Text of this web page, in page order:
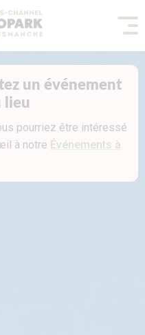
un événement
lieu
pourriez être intéressé
à notre Événements à